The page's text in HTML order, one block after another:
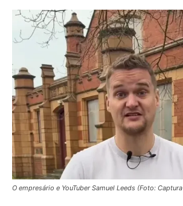
O empresário e YouTuber Samuel Leeds (Foto: